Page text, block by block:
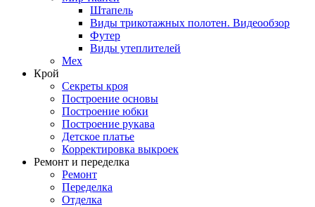
Штапель
Виды трикотажных полотен. Видеообзор
Футер
Виды утеплителей
Мех
Крой
Секреты кроя
Построение основы
Построение юбки
Построение рукава
Детское платье
Корректировка выкроек
Ремонт и переделка
Ремонт
Переделка
Отделка